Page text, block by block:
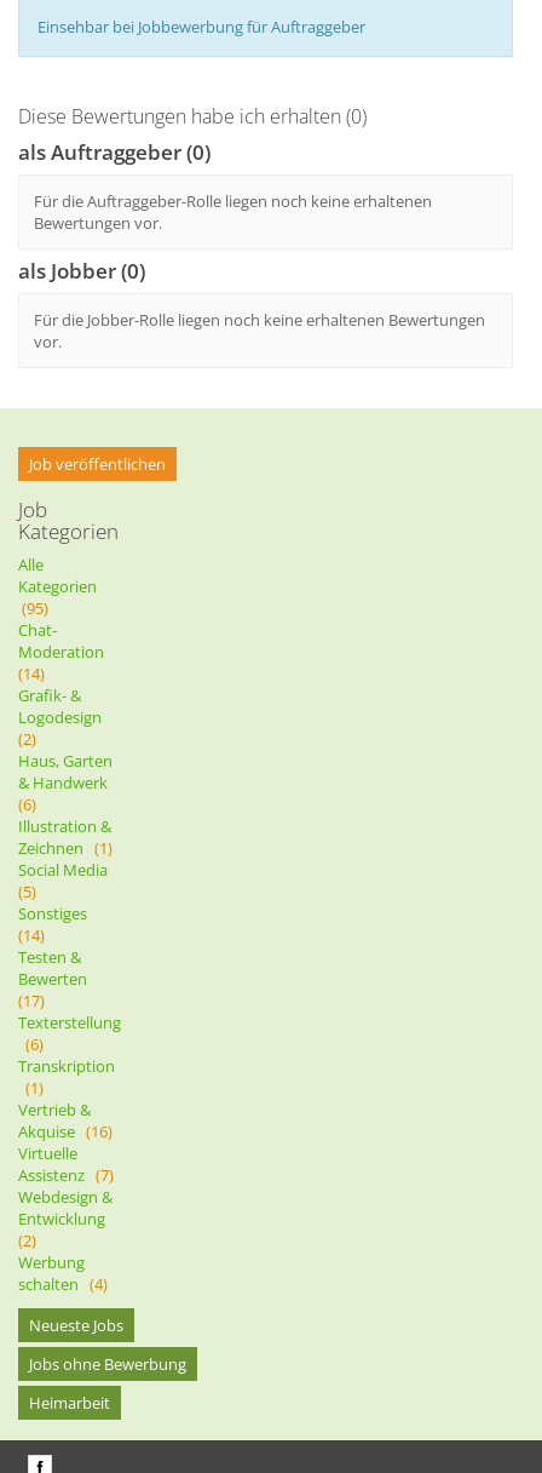
Einsehbar bei Jobbewerbung für Auftraggeber
Diese Bewertungen habe ich erhalten (0)
als Auftraggeber (0)
Für die Auftraggeber-Rolle liegen noch keine erhaltenen
Bewertungen vor.
als Jobber (0)
Für die Jobber-Rolle liegen noch keine erhaltenen Bewertungen
vor.
Job veröffentlichen
Job
Kategorien
Alle
Kategorien
(95)
Chat-
Moderation
(14)
Grafik- &
Logodesign
(2)
Haus, Garten
& Handwerk
(6)
Illustration &
Zeichnen (1)
Social Media
(5)
Sonstiges
(14)
Testen &
Bewerten
(17)
Texterstellung
(6)
Transkription
(1)
Vertrieb &
Akquise (16)
Virtuelle
Assistenz (7)
Webdesign &
Entwicklung
(2)
Werbung
schalten (4)
Neueste Jobs
Jobs ohne Bewerbung
Heimarbeit